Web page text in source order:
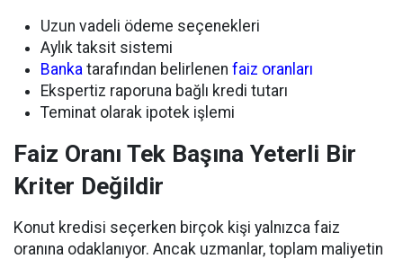
Uzun vadeli ödeme seçenekleri
Aylık taksit sistemi
Banka tarafından belirlenen faiz oranları
Ekspertiz raporuna bağlı kredi tutarı
Teminat olarak ipotek işlemi
Faiz Oranı Tek Başına Yeterli Bir
Kriter Değildir
Konut kredisi seçerken birçok kişi yalnızca faiz
oranına odaklanıyor. Ancak uzmanlar, toplam maliyetin